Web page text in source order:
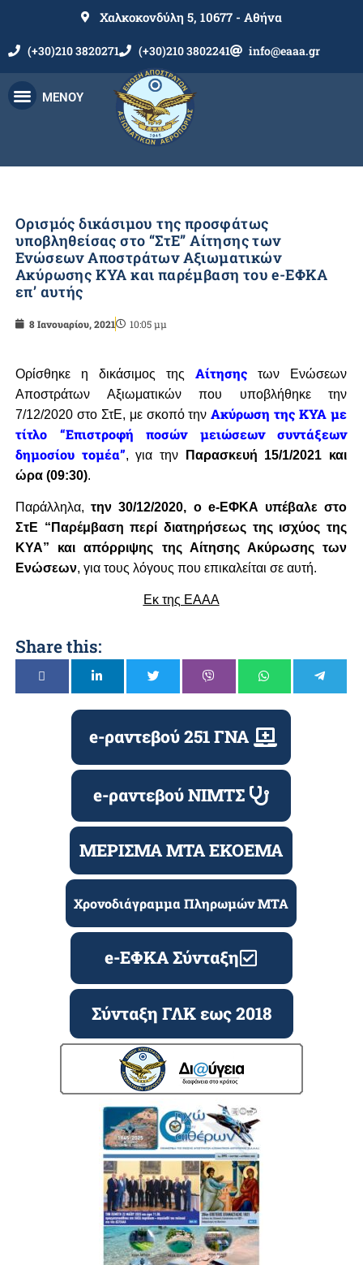
Χαλκοκονδύλη 5, 10677 - Αθήνα
(+30)210 3820271 (+30)210 3802241 info@eaaa.gr
ΜΕΝΟΥ
Ορισμός δικάσιμου της προσφάτως
υποβληθείσας στο “ΣτΕ” Αίτησης των
Ενώσεων Αποστράτων Αξιωματικών
Ακύρωσης ΚΥΑ και παρέμβαση του e-ΕΦΚΑ
επ’ αυτής
8 Ιανουαρίου, 2021 10:05 μμ
Ορίσθηκε η δικάσιμος της Αίτησης
των Ενώσεων
Αποστράτων Αξιωματικών που υποβλήθηκε την
7/12/2020 στο ΣτΕ, με σκοπό τηνΑκύρωση της ΚΥΑ με
τίτλο “Επιστροφή ποσών μειώσεων συντάξεων
δημοσίου τομέα”, για την
Παρασκευή 15/1/2021 και
ώρα (09:30).
Παράλληλα,την 30/12/2020, ο e-ΕΦΚΑ υπέβαλε στο
ΣτΕ “ Παρέμβαση περί διατηρήσεως της ισχύος της
ΚΥΑ” και απόρριψης της Αίτησης Ακύρωσης των
Ενώσεων, για τους λόγους που επικαλείται σε αυτή.
Εκ της ΕΑΑΑ
Share this:
e-ραντεβού 251 ΓΝΑ
e-ραντεβού ΝΙΜΤΣ
ΜΕΡΙΣΜΑ ΜΤΑ ΕΚΟΕΜΑ
Χρονοδιάγραμμα Πληρωμών ΜΤΑ
e-ΕΦΚΑ Σύνταξη
Σύνταξη ΓΛΚ εως 2018